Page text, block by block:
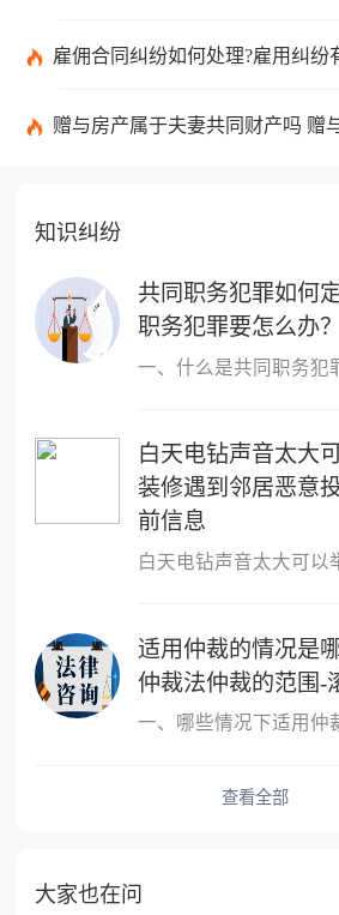
雇佣合同纠纷如何处理?雇用纠纷
赠与房产属于夫妻共同财产吗 赠与房产需要
知识纠纷
共同职务犯罪如何
职务犯罪要怎么办
白天电钻声音太大
装修遇到邻居恶意
前信息
适用仲裁的情况是
仲裁法仲裁的范围-
查看全部
大家也在问